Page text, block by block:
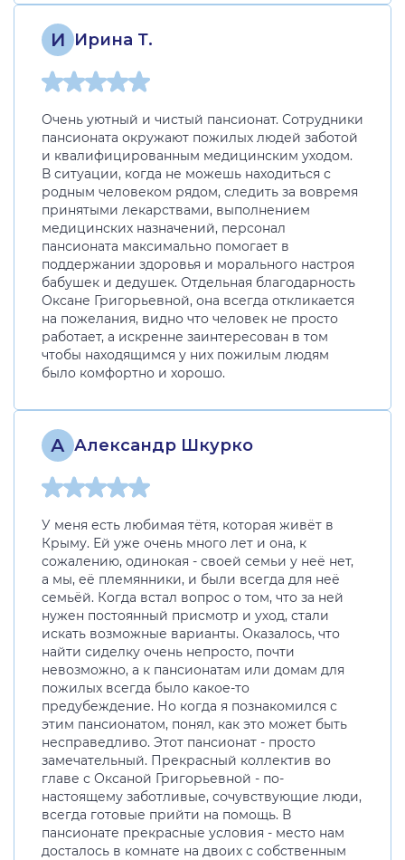
И Ирина Т.
Очень уютный и чистый пансионат. Сотрудники
пансионата окружают пожилых людей заботой
и квалифицированным медицинским уходом.
В ситуации, когда не можешь находиться с
родным человеком рядом, следить за вовремя
принятыми лекарствами, выполнением
медицинских назначений, персонал
пансионата максимально помогает в
поддержании здоровья и морального настроя
бабушек и дедушек. Отдельная благодарность
Оксане Григорьевной, она всегда откликается
на пожелания, видно что человек не просто
работает, а искренне заинтересован в том
чтобы находящимся у них пожилым людям
было комфортно и хорошо.
А Александр Шкурко
У меня есть любимая тётя, которая живёт в
Крыму. Ей уже очень много лет и она, к
сожалению, одинокая - своей семьи у неё нет,
а мы, её племянники, и были всегда для неё
семьёй. Когда встал вопрос о том, что за ней
нужен постоянный присмотр и уход, стали
искать возможные варианты. Оказалось, что
найти сиделку очень непросто, почти
невозможно, а к пансионатам или домам для
пожилых всегда было какое-то
предубеждение. Но когда я познакомился с
этим пансионатом, понял, как это может быть
несправедливо. Этот пансионат - просто
замечательный. Прекрасный коллектив во
главе с Оксаной Григорьевной - по-
настоящему заботливые, сочувствующие люди,
всегда готовые прийти на помощь. В
пансионате прекрасные условия - место нам
досталось в комнате на двоих с собственным